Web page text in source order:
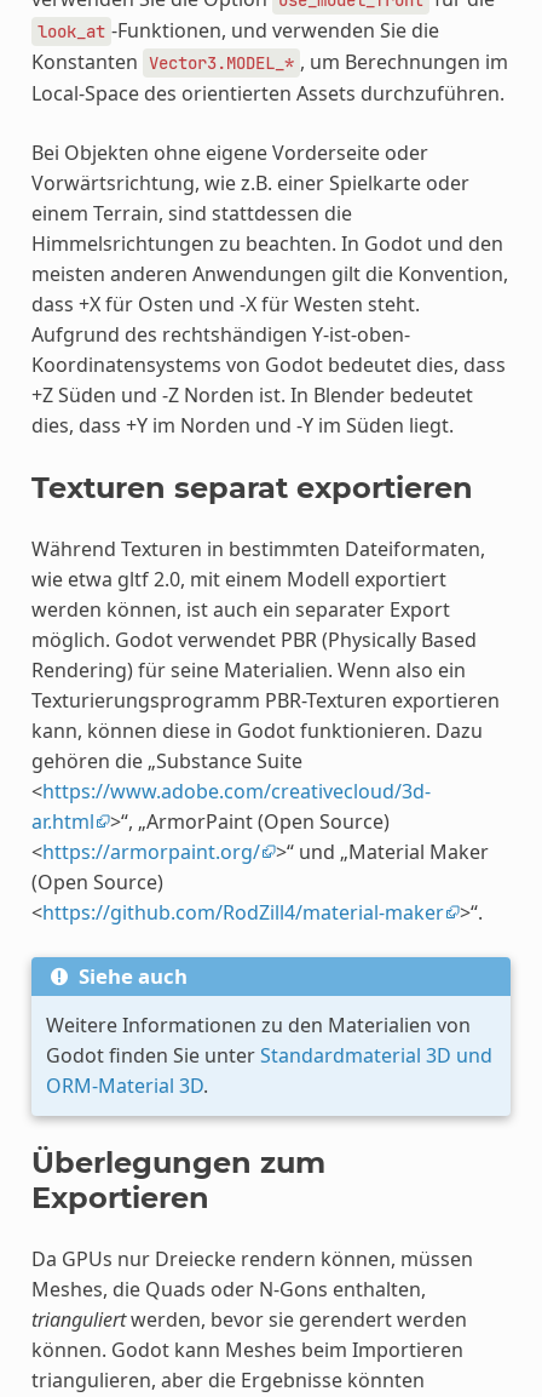
look_at -Funktionen, und verwenden Sie die
Konstanten Vector3.MODEL_* , um Berechnungen im
Local-Space des orientierten Assets durchzuführen.
Bei Objekten ohne eigene Vorderseite oder
Vorwärtsrichtung, wie z.B. einer Spielkarte oder
einem Terrain, sind stattdessen die
Himmelsrichtungen zu beachten. In Godot und den
meisten anderen Anwendungen gilt die Konvention,
dass +X für Osten und -X für Westen steht.
Aufgrund des rechtshändigen Y-ist-oben-
Koordinatensystems von Godot bedeutet dies, dass
+Z Süden und -Z Norden ist. In Blender bedeutet
dies, dass +Y im Norden und -Y im Süden liegt.
Texturen separat exportieren
Während Texturen in bestimmten Dateiformaten,
wie etwa gltf 2.0, mit einem Modell exportiert
werden können, ist auch ein separater Export
möglich. Godot verwendet PBR (Physically Based
Rendering) für seine Materialien. Wenn also ein
Texturierungsprogramm PBR-Texturen exportieren
kann, können diese in Godot funktionieren. Dazu
gehören die „Substance Suite
<https://www.adobe.com/creativecloud/3d-
ar.html
>“, „ArmorPaint (Open Source)
<https://armorpaint.org/ >“ und „Material Maker
(Open Source)
<https://github.com/RodZill4/material-maker >“.
Siehe auch
Weitere Informationen zu den Materialien von
Godot finden Sie unterStandardmaterial 3D und
ORM-Material 3D.
Überlegungen zum
Exportieren
Da GPUs nur Dreiecke rendern können, müssen
Meshes, die Quads oder N-Gons enthalten,
trianguliertwerden, bevor sie gerendert werden
können. Godot kann Meshes beim Importieren
triangulieren, aber die Ergebnisse könnten